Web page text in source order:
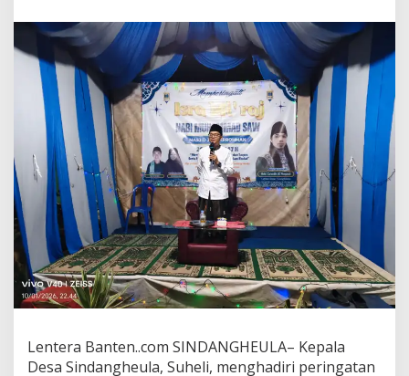
Arrohman
Jalupang
Wetan
Lentera Banten..com SINDANGHEULA– Kepala
Desa Sindangheula, Suheli, menghadiri peringatan